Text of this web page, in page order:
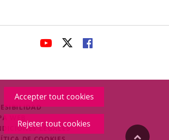
Accepter tout cookies
Rejeter tout cookies
ENLACE
APLICACIÓN
EXTERNA.
ENLACE
APLICACIÓN
EXTERNA.
ENLACE
APLICACIÓN
EXTERNA.
WEB
LEGALES
"Volver